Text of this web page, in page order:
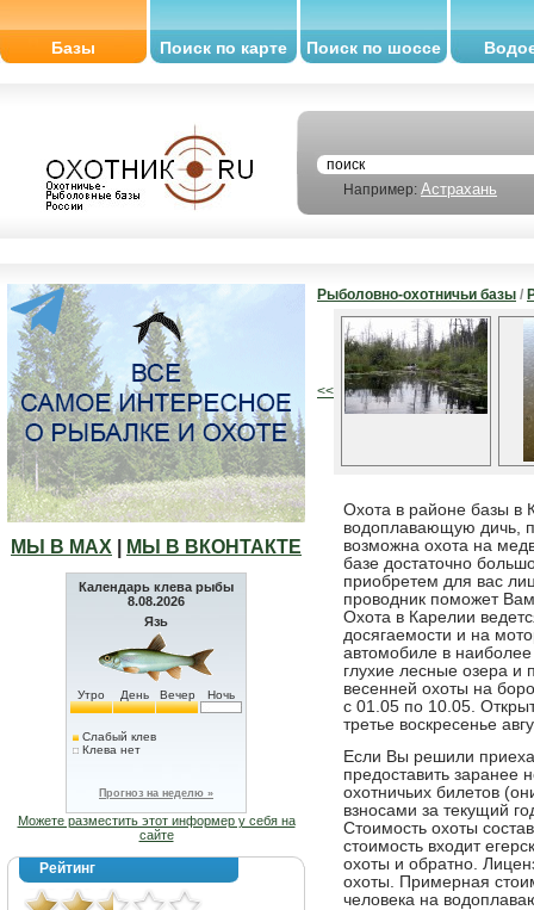
Базы Поиск по карте Поиск по шоссе
Например: Астрахань
МЫ В МАХ МЫ В ВКОНТАКТЕ
Календарь клева рыбы
8.08.2026
Язь
Утро День Вечер Ночь
Слабый клев
Клева нет
Прогноз на неделю »
Можете разместить этот информер у себя на
сайте
Рейтинг
Рыболовно-охотничьи базы /
<<
Охота в районе базы в
водоплавающую дичь,
возможна охота на
базе достаточно
приобретем для вас
проводник поможет
Охота в Карелии
досягаемости и на
автомобиле в
глухие лесные озера
весенней охоты на
с 01.05 по 10.05.
третье воскресенье
Если Вы решили
предоставить
охотничьих билетов
взносами за текущий
Стоимость охоты
стоимость входит
охоты и обратно.
охоты. Примерная
человека на